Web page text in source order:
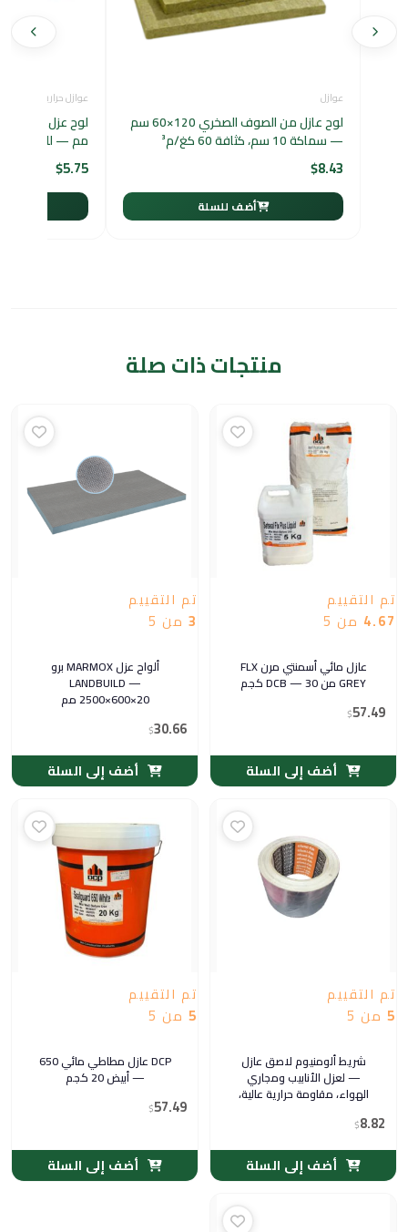
عوازل
لوح عازل من الصوف الصخري 120×60 سم
— سماكة 10 سم، كثافة 60 كغ/م³
$8.43
أضف للسلة
عوازل حرارية
مم — للمباني
$5.75
منتجات ذات صلة
تم التقييم
4.67 من 5
عازل مائي أسمنتي مرن FLX
GREY من DCB — 30 كجم
$57.49
أضف إلى السلة
تم التقييم
3 من 5
ألواح عزل MARMOX برو
LANDBUILD —
2500×600×20 مم
$30.66
أضف إلى السلة
تم التقييم
5 من 5
شريط ألومنيوم لاصق عازل
— لعزل الأنابيب ومجاري
الهواء، مقاومة حرارية عالية،
| فيرا (سطح معدني عاكس)
$8.82
أضف إلى السلة
تم التقييم
5 من 5
DCP عازل مطاطي مائي 650
— أبيض 20 كجم
$57.49
أضف إلى السلة